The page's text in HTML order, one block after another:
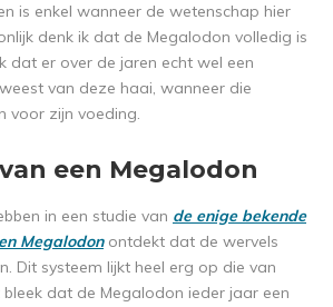
is enkel wanneer de wetenschap hier
denk ik dat de Megalodon volledig is
dat er over de jaren echt wel een
van deze haai, wanneer die
voor zijn voeding.
een Megalodon
in een studie van de enige bekende
Megalodonontdekt dat de wervels
Dit systeem lijkt heel erg op die van
dat de Megalodon ieder jaar een